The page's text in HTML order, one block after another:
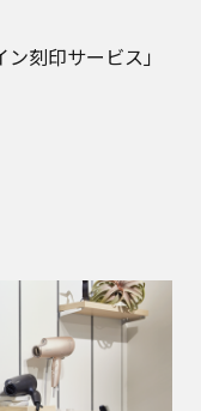
刻印サービス」